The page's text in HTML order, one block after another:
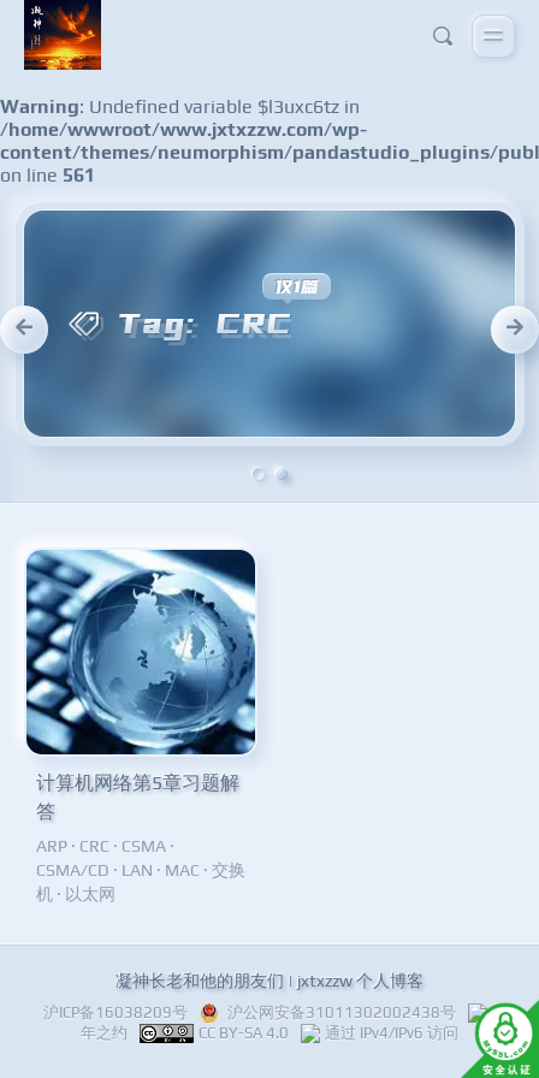
Warning: Undefined variable $l3uxc6tz in
/home/wwwroot/www.jxtxzzw.com/wp-
content/themes/neumorphism/pandastudio_plugins/
on line 561
计算机网络第5章习题解
答
ARP · CRC · CSMA ·
CSMA/CD · LAN · MAC · 交换
机 · 以太网
凝神长老和他的朋友们 | jxtxzzw 个人博客
沪ICP备16038209号 沪公网安备31011302002438号
十
年之约
CC BY-SA 4.0 通过 IPv4/IPv6 访问